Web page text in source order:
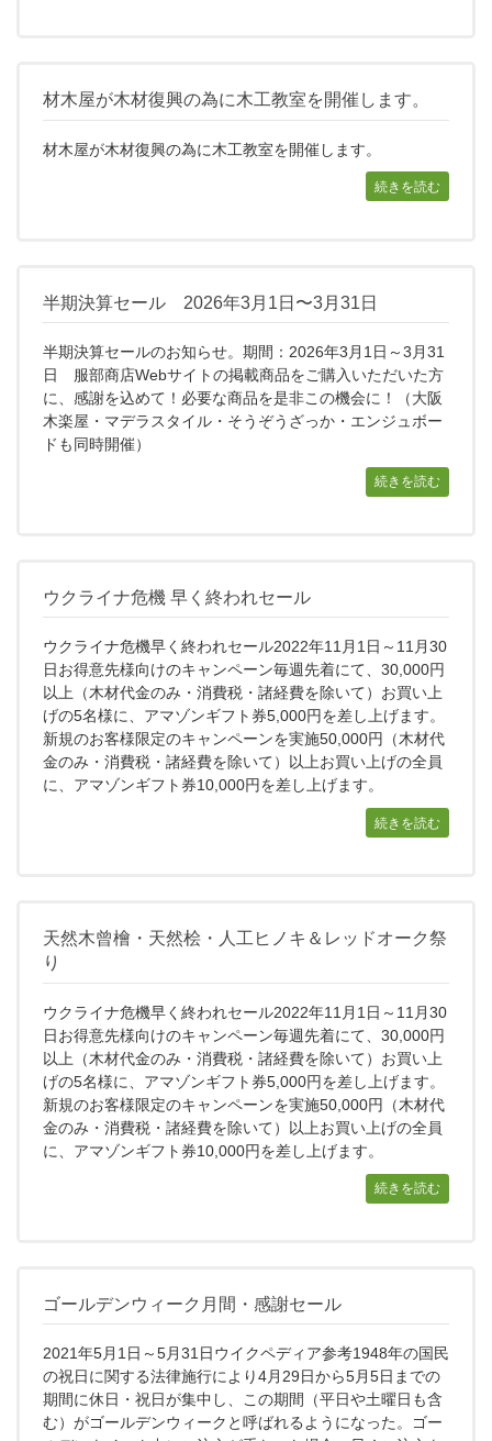
材木屋が木材復興の為に木工教室を開催します。
材木屋が木材復興の為に木工教室を開催します。
続きを読む
半期決算セール 2026年3月1日〜3月31日
半期決算セールのお知らせ。期間：2026年3月1日～3月31
日 服部商店Webサイトの掲載商品をご購入いただいた方
に、感謝を込めて！必要な商品を是非この機会に！（大阪
木楽屋・マデラスタイル・そうぞうざっか・エンジュボー
ドも同時開催）
続きを読む
ウクライナ危機 早く終われセール
ウクライナ危機早く終われセール2022年11月1日～11月30
日お得意先様向けのキャンペーン毎週先着にて、30,000円
以上（木材代金のみ・消費税・諸経費を除いて）お買い上
げの5名様に、アマゾンギフト券5,000円を差し上げます。
新規のお客様限定のキャンペーンを実施50,000円（木材代
金のみ・消費税・諸経費を除いて）以上お買い上げの全員
に、アマゾンギフト券10,000円を差し上げます。
続きを読む
天然木曾檜・天然桧・人工ヒノキ＆レッドオーク祭
り
ウクライナ危機早く終われセール2022年11月1日～11月30
日お得意先様向けのキャンペーン毎週先着にて、30,000円
以上（木材代金のみ・消費税・諸経費を除いて）お買い上
げの5名様に、アマゾンギフト券5,000円を差し上げます。
新規のお客様限定のキャンペーンを実施50,000円（木材代
金のみ・消費税・諸経費を除いて）以上お買い上げの全員
に、アマゾンギフト券10,000円を差し上げます。
続きを読む
ゴールデンウィーク月間・感謝セール
2021年5月1日～5月31日ウイクペディア参考1948年の国民
の祝日に関する法律施行により4月29日から5月5日までの
期間に休日・祝日が集中し、この期間（平日や土曜日も含
む）がゴールデンウィークと呼ばれるようになった。ゴー